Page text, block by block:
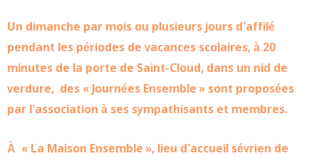
Un dimanche par mois ou plusieurs jours d’affilé
pendant les périodes de vacances scolaires, à 20
minutes de la porte de Saint-Cloud, dans un nid de
verdure, des « Journées Ensemble » sont proposées
par l’association à ses sympathisants et membres.
À « La Maison Ensemble », lieu d’accueil sévrien de